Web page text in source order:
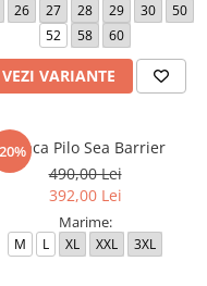
26 27 28 29 30
50
52
58 60
VEZI VARIANTE
Geaca Pilo Sea Barrier
490,00 Lei
392,00 Lei
Marime:
M L XL XXL 3XL